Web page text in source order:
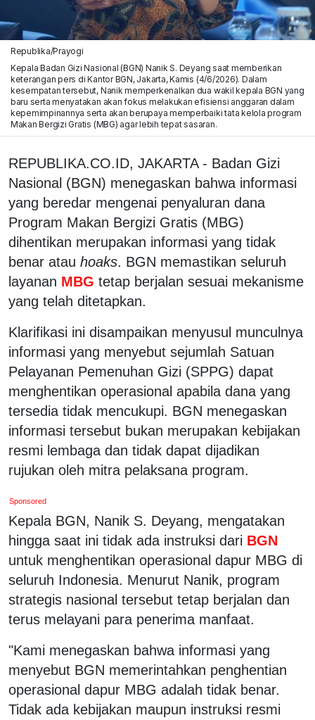
Republika/Prayogi
Kepala Badan Gizi Nasional (BGN) Nanik S. Deyang saat memberikan
keterangan pers di Kantor BGN, Jakarta, Kamis (4/6/2026). Dalam
kesempatan tersebut, Nanik memperkenalkan dua wakil kepala BGN yang
baru serta menyatakan akan fokus melakukan efisiensi anggaran dalam
kepemimpinannya serta akan berupaya memperbaiki tata kelola program
Makan Bergizi Gratis (MBG) agar lebih tepat sasaran.
REPUBLIKA.CO.ID, JAKARTA - Badan Gizi
Nasional (BGN) menegaskan bahwa informasi
yang beredar mengenai penyaluran dana
Program Makan Bergizi Gratis (MBG)
dihentikan merupakan informasi yang tidak
benar atau hoaks. BGN memastikan seluruh
layanan MBG tetap berjalan sesuai mekanisme
yang telah ditetapkan.
Klarifikasi ini disampaikan menyusul munculnya
informasi yang menyebut sejumlah Satuan
Pelayanan Pemenuhan Gizi (SPPG) dapat
menghentikan operasional apabila dana yang
tersedia tidak mencukupi. BGN menegaskan
informasi tersebut bukan merupakan kebijakan
resmi lembaga dan tidak dapat dijadikan
rujukan oleh mitra pelaksana program.
Sponsored
Kepala BGN, Nanik S. Deyang, mengatakan
hingga saat ini tidak ada instruksi dari BGN
untuk menghentikan operasional dapur MBG di
seluruh Indonesia. Menurut Nanik, program
strategis nasional tersebut tetap berjalan dan
terus melayani para penerima manfaat.
"Kami menegaskan bahwa informasi yang
menyebut BGN memerintahkan penghentian
operasional dapur MBG adalah tidak benar.
Tidak ada kebijakan maupun instruksi resmi